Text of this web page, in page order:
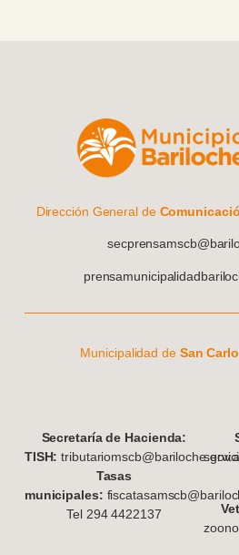
Dirección General de
Municipalidad deSan
Secretaría de Hacienda:
TISH:
Tasas
municipales:
Tel 294 4422137